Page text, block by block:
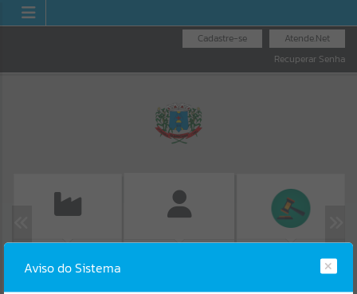
Atende.Net
Cadastre-se
Recuperar Senha
ISS/ALVARÁ
Aviso do Sistema
Erro